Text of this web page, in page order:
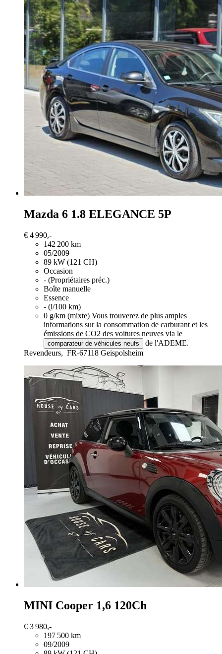
Mazda 6 1.8 ELEGANCE 5P
€ 4 990,-
142 200 km
05/2009
89 kW (121 CH)
Occasion
- (Propriétaires préc.)
Boîte manuelle
Essence
- (l/100 km)
0 g/km (mixte) Vous trouverez de plus amples
informations sur la consommation de carburant et les
émissions de CO2 des voitures neuves via le
comparateur de véhicules neufs
de l'ADEME.
Revendeurs, FR-67118 Geispolsheim
MINI Cooper 1,6 120Ch
€ 3 980,-
197 500 km
09/2009